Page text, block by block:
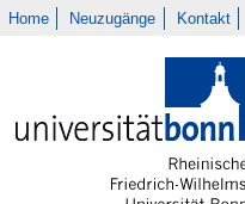
Home Neuzugänge Kontakt